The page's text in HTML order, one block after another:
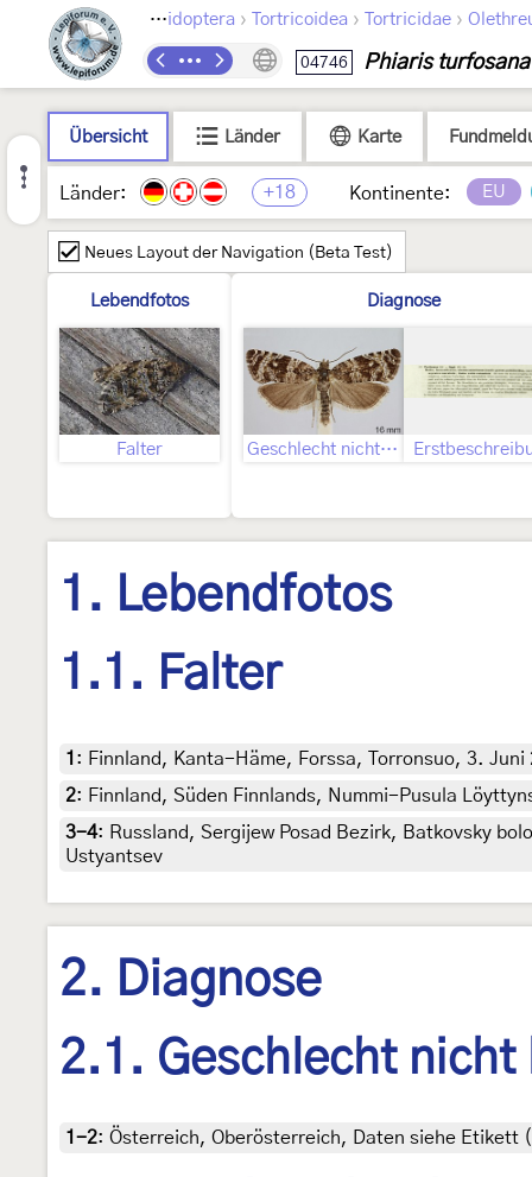
Lepidoptera › Tortricoidea › Tortricidae ›
04746 Phiaris turfosana
Übersicht Länder Karte
Länder: +18 Kontinente: EU
Neues Layout der Navigation (Beta Test)
Lebendfotos
Falter
Diagnose
Geschlecht nicht bestimmt
1. Lebendfotos
1.1. Falter
1 : Finnland, Kanta-Häme, Forssa, Torronsuo, 3.
2: Finnland, Süden Finnlands, Nummi-Pusula
3-4: Russland, Sergijew Posad Bezirk, Batkovsky
Ustyantsev
2. Diagnose
2.1. Geschlecht nicht
1-2: Österreich, Oberösterreich, Daten siehe